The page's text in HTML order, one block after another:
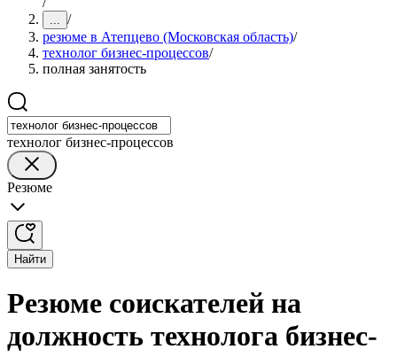
... /
резюме в Атепцево (Московская область)/
технолог бизнес-процессов/
полная занятость
технолог бизнес-процессов
Резюме
Найти
Резюме соискателей на
должность технолога бизнес-